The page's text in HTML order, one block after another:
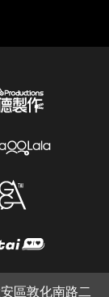
區敦化南路二